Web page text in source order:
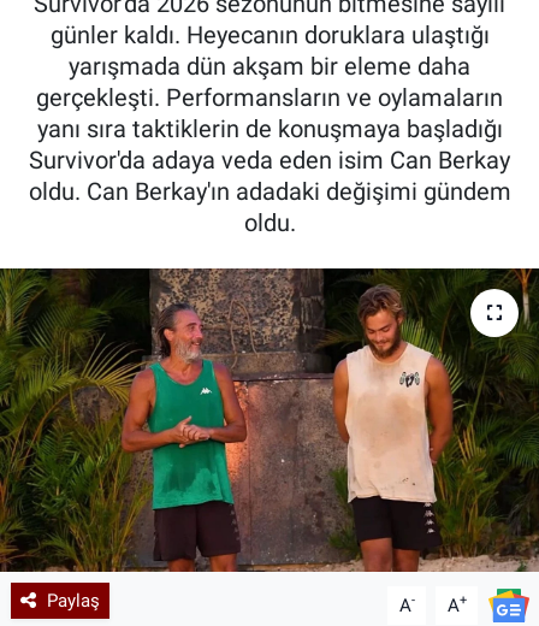
günler kaldı. Heyecanın doruklara ulaştığı
yarışmada dün akşam bir eleme daha
gerçekleşti. Performansların ve oylamaların
yanı sıra taktiklerin de konuşmaya başladığı
Survivor'da adaya veda eden isim Can Berkay
oldu. Can Berkay'ın adadaki değişimi gündem
oldu.
Paylaş A- A+
Kadın & Aile
Kültür & Sanat
Sağlık
Teknoloji
Yazarlar
Astroloji-Rüya